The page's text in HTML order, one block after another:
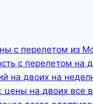
с перелетом из
с перелетом на
на двоих на
на двоих все